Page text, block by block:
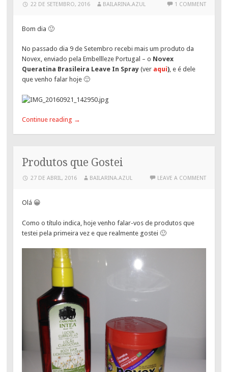
22 DE SETEMBRO, 2016 BAILARINA.AZUL 1 COMMENT
Bom dia 🙂
No passado dia 9 de Setembro recebi mais um produto da
Novex, enviado pela Embellleze Portugal – o Novex
Queratina Brasileira Leave In Spray(ver aqui), e é dele
que venho falar hoje 🙂
Continue reading →
Produtos que Gostei
27 DE ABRIL, 2016 BAILARINA.AZUL LEAVE A COMMENT
Olá 😀
Como o título indica, hoje venho falar-vos de produtos que
testei pela primeira vez e que realmente gostei 🙂